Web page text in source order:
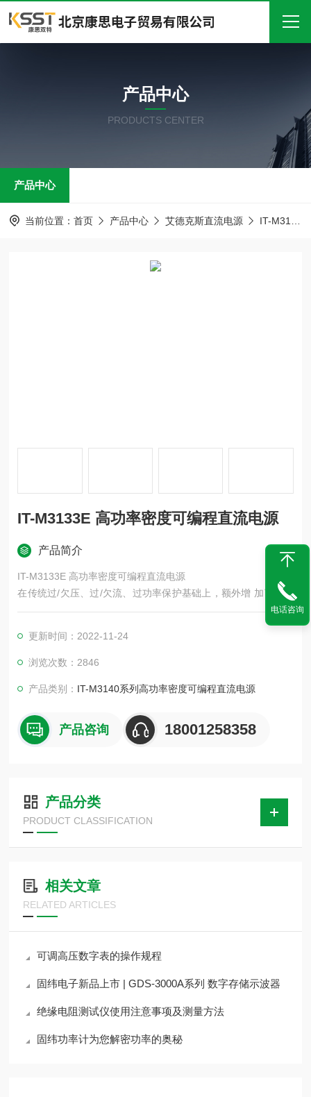
关于我们
产品中心
在线留言
产品中心
PRODUCTS CENTER
产品中心
当前位置： 首页 产品中心 艾德克斯直流电源 IT-M3140系列高功率密度可编程直流电源
IT-M3133E 高功率密度可编程直流电源
产品简介
IT-M3133E 高功率密度可编程直流电源
在传统过/欠压、过/欠流、过功率保护基础上，额外增 加了Fold
back、Inhibit及Sense反接保护功能，不仅能够有效减小电源模
异常，搭配Inhibit输出禁止/互锁功能，使得测试更加安全可靠。
更新时间：2022-11-24
浏览次数：2846
产品类别： IT-M3140系列高功率密度可编程直流电源
产品咨询 18001258358
产品分类
PRODUCT CLASSIFICATION
相关文章
RELATED ARTICLES
可调高压数字表的操作规程
固纬电子新品上市 | GDS-3000A系列 数字存储示波器
绝缘电阻测试仪使用注意事项及测量方法
固纬功率计为您解密功率的奥秘
电话咨询